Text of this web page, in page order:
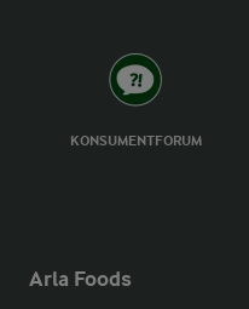
KONSUMENTFORUM
Arla Foods